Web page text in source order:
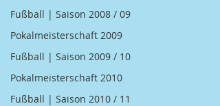
Fußball | Saison 2008 / 09
Pokalmeisterschaft 2009
Fußball | Saison 2009 / 10
Pokalmeisterschaft 2010
Fußball | Saison 2010 / 11